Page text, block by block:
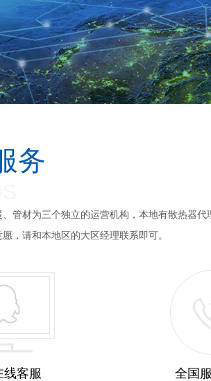
务
、管材为三个独立的运营机构，本地有散热器
，请和本地区的大区经理联系即可。
线客服 全国